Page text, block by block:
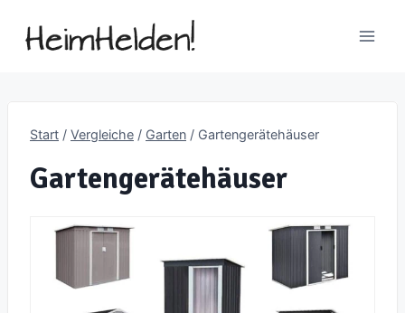
Inhalt
Start / Vergleiche / Garten / Gartengerätehäuser
Gartengerätehäuser